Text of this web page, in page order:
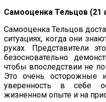
Самооценка Тельцов (21
Самооценка Тельцов
ситуациях, когда они
руках. Представители
безосновательно
чтобы впоследствии не
Это очень осторожные
уверенность в себе
жизненном опыте и на